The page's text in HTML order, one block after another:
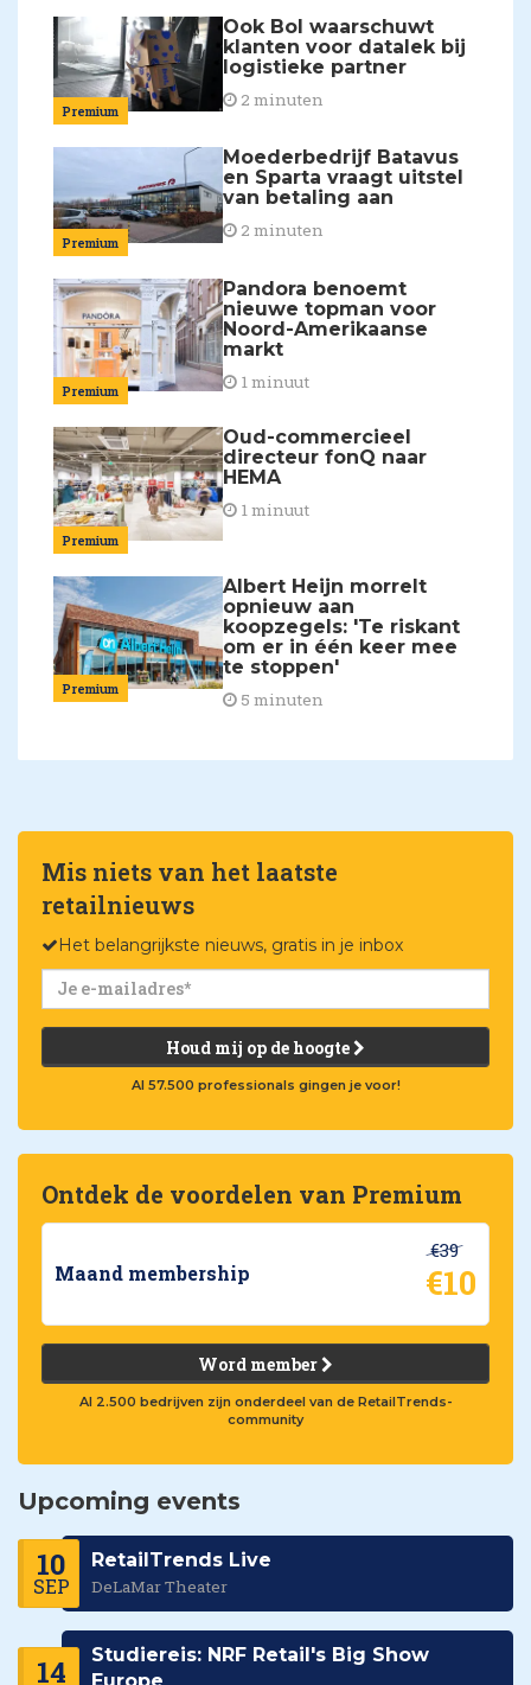
Premium
Ook Bol waarschuwt
klanten voor datalek bij
logistieke partner
2 minuten
Premium
Moederbedrijf Batavus
en Sparta vraagt uitstel
van betaling aan
2 minuten
Premium
Pandora benoemt
nieuwe topman voor
Noord-Amerikaanse
markt
1 minuut
Premium
Oud-commercieel
directeur fonQ naar
HEMA
1 minuut
Premium
Albert Heijn morrelt
opnieuw aan
koopzegels: 'Te riskant
om er in één keer mee
te stoppen'
5 minuten
Mis niets van het laatste
retailnieuws
Het belangrijkste nieuws, gratis in je inbox
Houd mij op de hoogte
Al 57.500 professionals gingen je voor!
Ontdek de voordelen van Premium
Maand membership
€39
€10
Word member
Al 2.500 bedrijven zijn onderdeel van de RetailTrends-
community
Upcoming events
10
SEP
RetailTrends Live
DeLaMar Theater
14
Studiereis: NRF Retail's Big Show